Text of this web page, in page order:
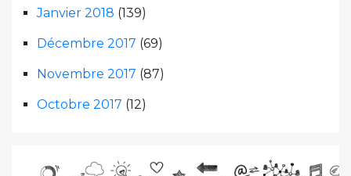
Janvier 2018 (139)
Décembre 2017 (69)
Novembre 2017 (87)
Octobre 2017 (12)